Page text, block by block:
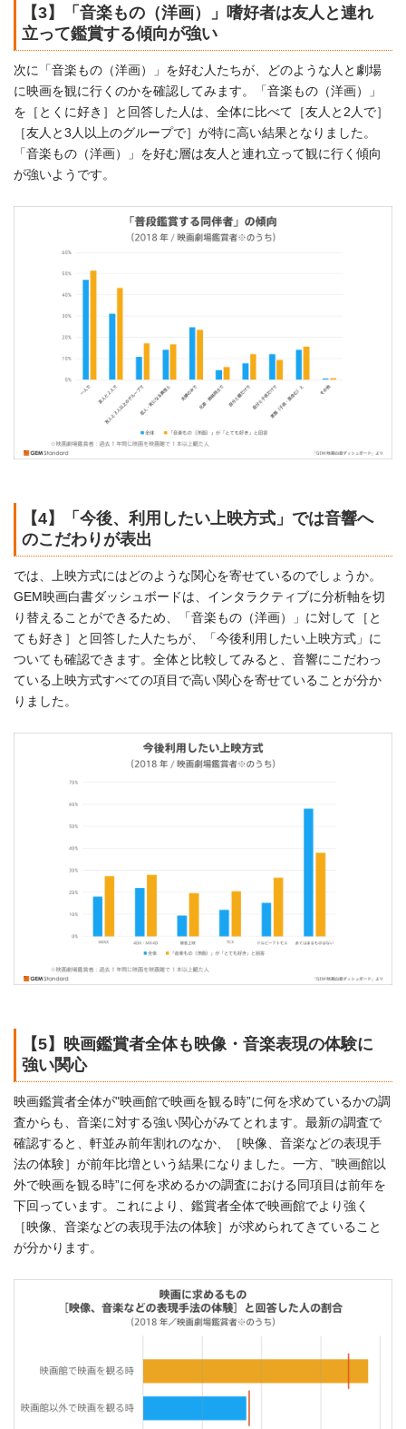
【3】「音楽もの（洋画）」嗜好者は友人と連れ
立って鑑賞する傾向が強い
次に「音楽もの（洋画）」を好む人たちが、どのような人と劇場
に映画を観に行くのかを確認してみます。「音楽もの（洋画）」
を［とくに好き］と回答した人は、全体に比べて［友人と2人で］
［友人と3人以上のグループで］が特に高い結果となりました。
「音楽もの（洋画）」を好む層は友人と連れ立って観に行く傾向
が強いようです。
【4】「今後、利用したい上映方式」では音響へ
のこだわりが表出
では、上映方式にはどのような関心を寄せているのでしょうか。
GEM映画白書ダッシュボードは、インタラクティブに分析軸を切
り替えることができるため、「音楽もの（洋画）」に対して［と
ても好き］と回答した人たちが、「今後利用したい上映方式」に
ついても確認できます。全体と比較してみると、音響にこだわっ
ている上映方式すべての項目で高い関心を寄せていることが分か
りました。
【5】映画鑑賞者全体も映像・音楽表現の体験に
強い関心
映画鑑賞者全体が"映画館で映画を観る時”に何を求めているかの調
査からも、音楽に対する強い関心がみてとれます。最新の調査で
確認すると、軒並み前年割れのなか、［映像、音楽などの表現手
法の体験］が前年比増という結果になりました。一方、”映画館以
外で映画を観る時”に何を求めるかの調査における同項目は前年を
下回っています。これにより、鑑賞者全体で映画館でより強く
［映像、音楽などの表現手法の体験］が求められてきていること
が分かります。